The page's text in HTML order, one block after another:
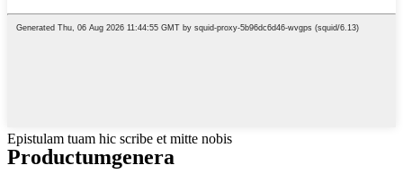
Epistulam tuam hic scribe et mitte nobis
Productumgenera